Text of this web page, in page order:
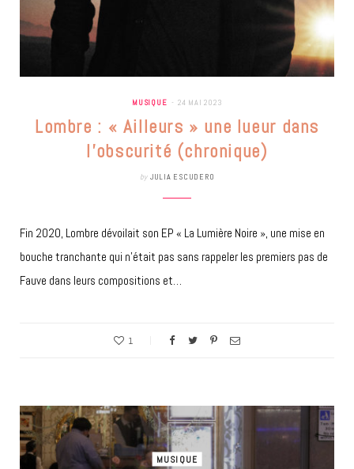
MUSIQUE 24 MAI 2023
Lombre : « Ailleurs » une lueur dans
l’obscurité (chronique)
by JULIA ESCUDERO
Fin 2020, Lombre dévoilait son EP « La Lumière Noire », une mise en
bouche tranchante qui n’était pas sans rappeler les premiers pas de
Fauve dans leurs compositions et…
1
MUSIQUE